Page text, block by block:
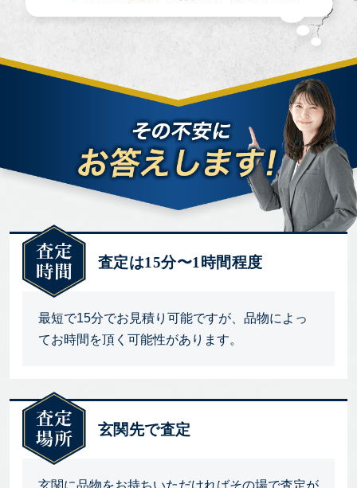
査定は15分〜1時間程度
最短で15分でお見積り可能ですが、品物によっ
てお時間を頂く可能性があります。
玄関先で査定
玄関に品物をお持ちいただければその場で査定が